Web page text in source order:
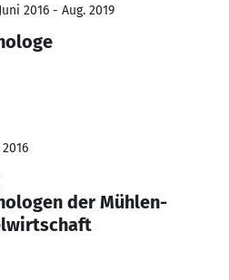
2016 - Aug. 2019
der Mühlen-